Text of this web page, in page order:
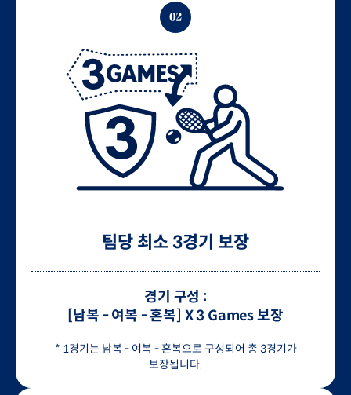
02
팀당 최소 3경기 보장
경기 구성 :
[남복 - 여복 - 혼복] X 3 Games 보장
* 1경기는 남복 - 여복 - 혼복으로 구성되어 총 3경기가
보장됩니다.